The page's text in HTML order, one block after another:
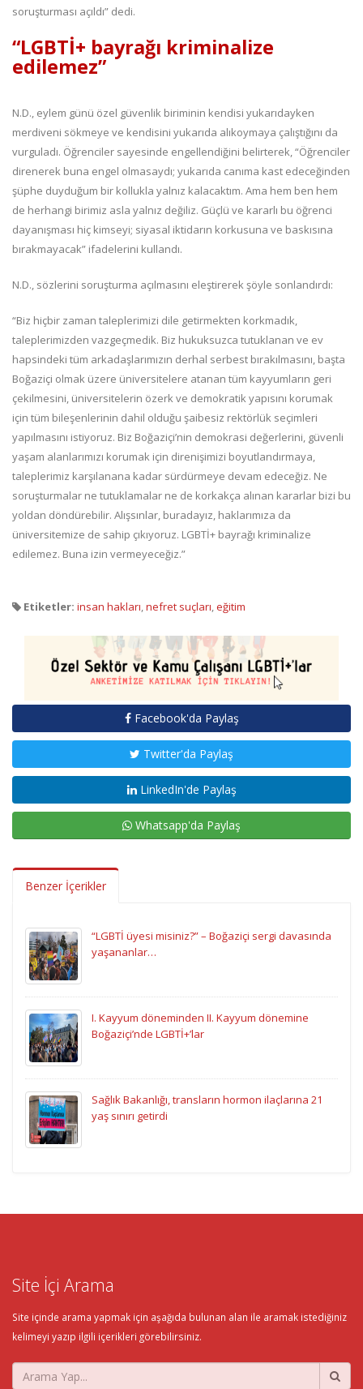
soruşturması açıldı” dedi.
“LGBTİ+ bayrağı kriminalize
edilemez”
N.D., eylem günü özel güvenlik biriminin kendisi yukarıdayken
merdiveni sökmeye ve kendisini yukarıda alıkoymaya çalıştığını da
vurguladı. Öğrenciler sayesinde engellendiğini belirterek, “Öğrenciler
direnerek buna engel olmasaydı; yukarıda canıma kast edeceğinden
şüphe duyduğum bir kollukla yalnız kalacaktım. Ama hem ben hem
de herhangi birimiz asla yalnız değiliz. Güçlü ve kararlı bu öğrenci
dayanışması hiç kimseyi; siyasal iktidarın korkusuna ve baskısına
bırakmayacak” ifadelerini kullandı.
N.D., sözlerini soruşturma açılmasını eleştirerek şöyle sonlandırdı:
“Biz hiçbir zaman taleplerimizi dile getirmekten korkmadık,
taleplerimizden vazgeçmedik. Biz hukuksuzca tutuklanan ve ev
hapsindeki tüm arkadaşlarımızın derhal serbest bırakılmasını, başta
Boğaziçi olmak üzere üniversitelere atanan tüm kayyumların geri
çekilmesini, üniversitelerin özerk ve demokratik yapısını korumak
için tüm bileşenlerinin dahil olduğu şaibesiz rektörlük seçimleri
yapılmasını istiyoruz. Biz Boğaziçi’nin demokrasi değerlerini, güvenli
yaşam alanlarımızı korumak için direnişimizi boyutlandırmaya,
taleplerimiz karşılanana kadar sürdürmeye devam edeceğiz. Ne
soruşturmalar ne tutuklamalar ne de korkakça alınan kararlar bizi bu
yoldan döndürebilir. Alışsınlar, buradayız, haklarımıza da
üniversitemize de sahip çıkıyoruz. LGBTİ+ bayrağı kriminalize
edilemez. Buna izin vermeyeceğiz.”
Etiketler: insan hakları,nefret suçları,eğitim
Facebook'da Paylaş
Twitter'da Paylaş
LinkedIn'de Paylaş
Whatsapp'da Paylaş
Benzer İçerikler
“LGBTİ üyesi misiniz?” – Boğaziçi sergi davasında
yaşananlar…
I. Kayyum döneminden II. Kayyum dönemine
Boğaziçi’nde LGBTİ+’lar
Sağlık Bakanlığı, transların hormon ilaçlarına 21
yaş sınırı getirdi
Site İçi Arama
Site içinde arama yapmak için aşağıda bulunan alan ile aramak istediğiniz
kelimeyi yazıp ilgili içerikleri görebilirsiniz.